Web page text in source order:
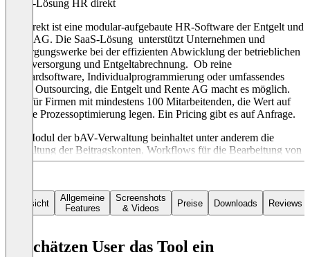
Cloud-Lösung HR direkt
HR direkt ist eine modular-aufgebaute HR-Software der Entgelt und
Rente AG. Die SaaS-Lösung unterstützt Unternehmen und
Versorgungswerke bei der effizienten Abwicklung der betrieblichen
Altersversorgung und Entgeltabrechnung. Ob reine
Standardsoftware, Individualprogrammierung oder umfassendes
(Teil-) Outsourcing, die Entgelt und Rente AG macht es möglich.
Ideal für Firmen mit mindestens 100 Mitarbeitenden, die Wert auf
digitale Prozessoptimierung legen. Ein Pricing gibt es auf Anfrage.
Das Modul der bAV-Verwaltung beinhaltet unter anderem die
Verwaltung der Beitragskonten, Workflows für die Bearbeitung von
bAV-Geschäftsvorfällen und Rentenrechner für verschiedene
Übersicht
Allgemeine
Features
Screenshots
& Videos
Preise Downloads Reviews
So schätzen User das Tool ein